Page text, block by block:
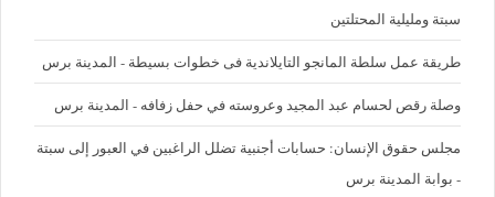
سبتة ومليلية المحتلتين
طريقة عمل سلطة المانجو التايلاندية فى خطوات بسيطة - المدينة برس
وصلة رقص لحسام عبد المجيد وعروسته في حفل زفافه - المدينة برس
مجلس حقوق الإنسان: حسابات أجنبية تضلل الراغبين في العبور إلى سبتة
- بوابة المدينة برس